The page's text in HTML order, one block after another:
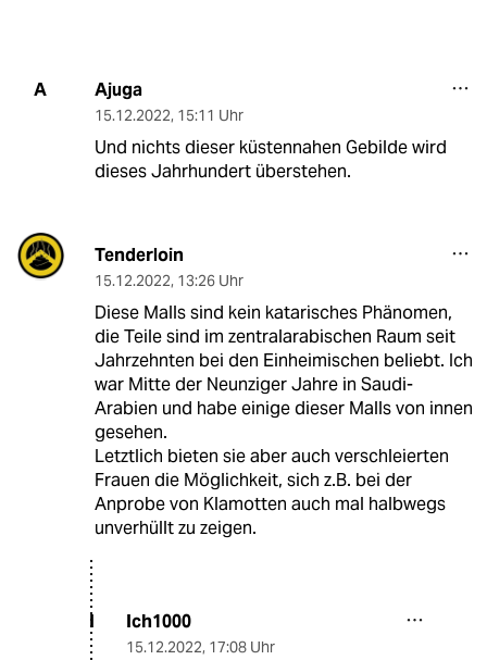
A Ajuga
15.12.2022, 15:11 Uhr
Und nichts dieser küstennahen Gebilde wird
dieses Jahrhundert überstehen.
Tenderloin
15.12.2022, 13:26 Uhr
Diese Malls sind kein katarisches Phänomen,
die Teile sind im zentralarabischen Raum seit
Jahrzehnten bei den Einheimischen beliebt. Ich
war Mitte der Neunziger Jahre in Saudi-
Arabien und habe einige dieser Malls von innen
gesehen.
Letztlich bieten sie aber auch verschleierten
Frauen die Möglichkeit, sich z.B. bei der
Anprobe von Klamotten auch mal halbwegs
unverhüllt zu zeigen.
I Ich1000
15.12.2022, 17:08 Uhr